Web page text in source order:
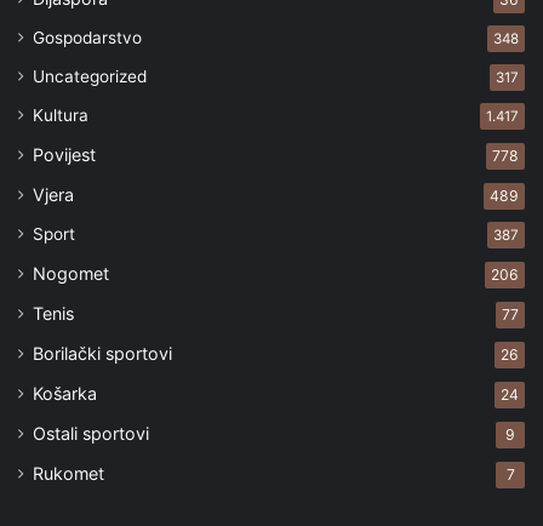
Gospodarstvo 348
Uncategorized 317
Kultura 1.417
Povijest 778
Vjera 489
Sport 387
Nogomet 206
Tenis 77
Borilački sportovi 26
Košarka 24
Ostali sportovi 9
Rukomet 7